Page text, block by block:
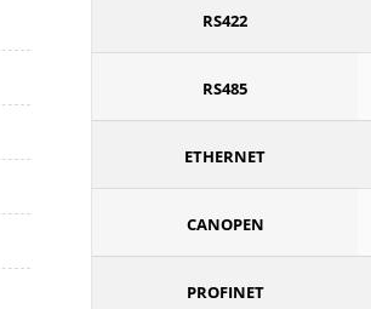
RS422
RS485
ETHERNET
CANOPEN
PROFINET